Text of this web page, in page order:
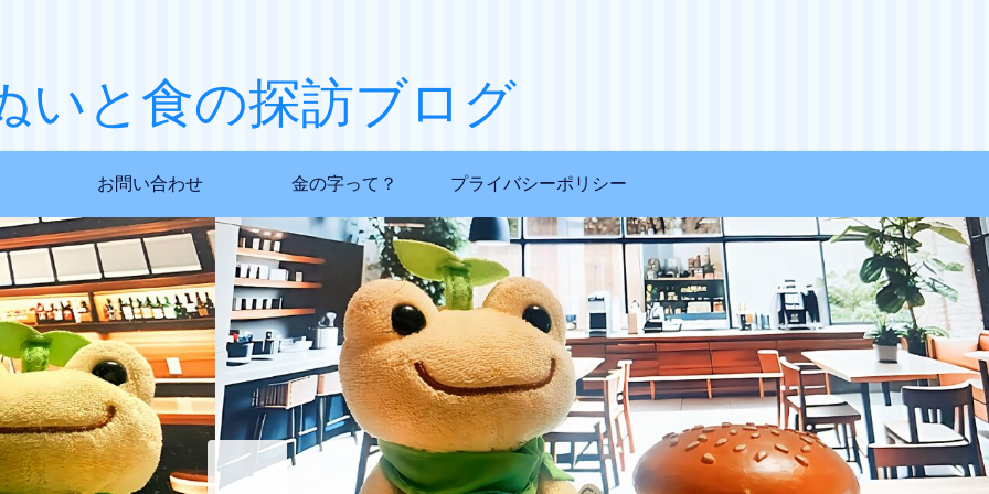
いと食の探訪ブログ
お問い合わせ 金の字って？ プライバシーポリシー